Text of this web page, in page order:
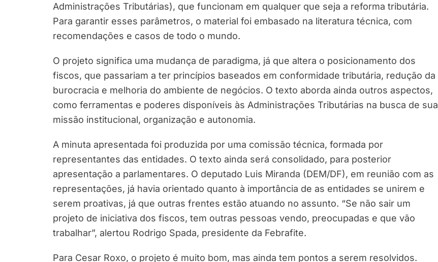
Administrações Tributárias), que funcionam em qualquer que seja a reforma tributária.
Para garantir esses parâmetros, o material foi embasado na literatura técnica, com
recomendações e casos de todo o mundo.
O projeto significa uma mudança de paradigma, já que altera o posicionamento dos
fiscos, que passariam a ter princípios baseados em conformidade tributária, redução da
burocracia e melhoria do ambiente de negócios. O texto aborda ainda outros aspectos,
como ferramentas e poderes disponíveis às Administrações Tributárias na busca de sua
missão institucional, organização e autonomia.
A minuta apresentada foi produzida por uma comissão técnica, formada por
representantes das entidades. O texto ainda será consolidado, para posterior
apresentação a parlamentares. O deputado Luis Miranda (DEM/DF), em reunião com as
representações, já havia orientado quanto à importância de as entidades se unirem e
serem proativas, já que outras frentes estão atuando no assunto. “Se não sair um
projeto de iniciativa dos fiscos, tem outras pessoas vendo, preocupadas e que vão
trabalhar”, alertou Rodrigo Spada, presidente da Febrafite.
Para Cesar Roxo, o projeto é muito bom, mas ainda tem pontos a serem resolvidos.